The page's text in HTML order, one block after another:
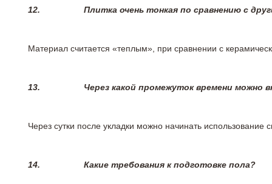
12. Плитка очень тонкая по сравнению с
Материал считается «теплым», при сравнении с
13. Через какой промежуток времени можно
Через сутки после укладки можно начинать
14. Какие требования к подготовке пола?